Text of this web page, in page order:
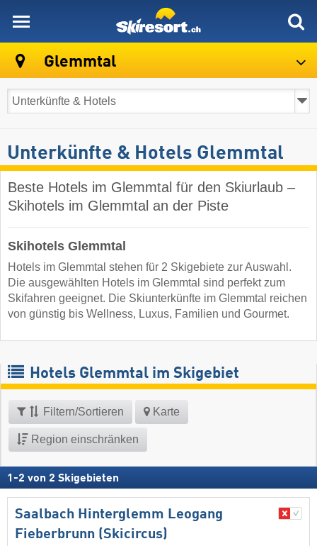
Glemmtal
Unterkünfte & Hotels Glemmtal
Beste Hotels im Glemmtal für den Skiurlaub –
Skihotels im Glemmtal an der Piste
Skihotels Glemmtal
Hotels im Glemmtal stehen für 2 Skigebiete zur Auswahl.
Die ausgewählten Hotels im Glemmtal sind perfekt zum
Skifahren geeignet. Die Skiunterkünfte im Glemmtal reichen
von günstig bis Wellness, Luxus, Familien und Gourmet.
Hotels Glemmtal im Skigebiet
Filtern/Sortieren Karte
Region einschränken
1 -2 von 2 Skigebieten
Saalbach Hinterglemm Leogang
Fieberbrunn (Skicircus)